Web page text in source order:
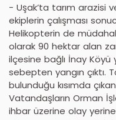
- Uşak’ta tarım arazisi
ekiplerin çalışması
Helikopterin de
olarak 90 hektar alan
ilçesine bağlı İnay Köyü
sebepten yangın çıktı.
bulunduğu kısımda
Vatandaşların Orman
ihbar üzerine olay